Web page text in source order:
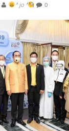
^ jo ^ 0